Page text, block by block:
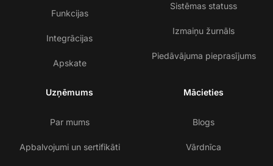
Funkcijas
Integrācijas
Apskate
Sistēmas statuss
Izmaiņu žurnāls
Piedāvājuma pieprasījums
Uzņēmums
Par mums
Apbalvojumi un sertifikāti
Mācieties
Blogs
Vārdnīca